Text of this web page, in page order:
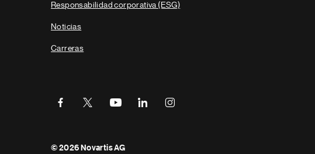
Responsabilidad corporativa (ESG)
Noticias
Carreras
Parte
© 2026 Novartis AG